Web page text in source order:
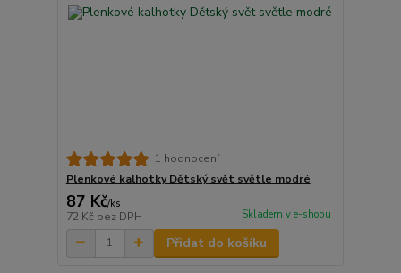
1 hodnocení
Plenkové kalhotky Dětský svět světle modré
87 Kč/ks
72 Kč bez DPH Skladem v e-shopu
Přidat do košíku